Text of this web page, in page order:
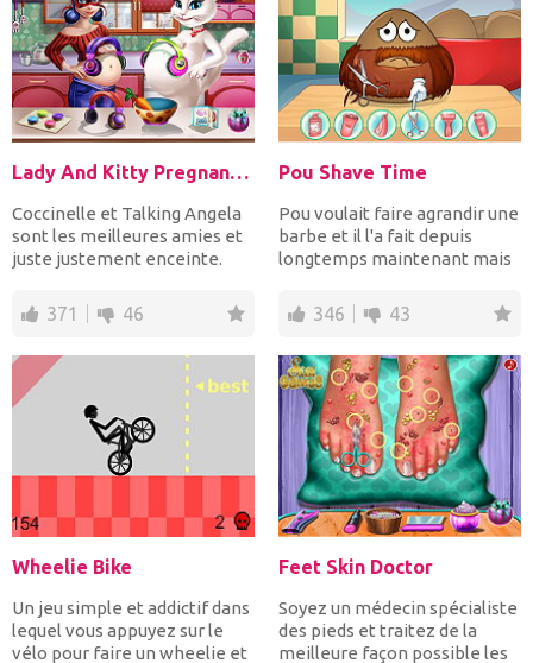
Lady And Kitty Pregnant BFFs
Coccinelle et Talking Angela
sont les meilleures amies et
juste justement enceinte.
371 46
Pou Shave Time
Pou voulait faire agrandir une
barbe et il l'a fait depuis
longtemps maintenant mais
346 43
Wheelie Bike
Un jeu simple et addictif dans
lequel vous appuyez sur le
vélo pour faire un wheelie et
Feet Skin Doctor
Soyez un médecin spécialiste
des pieds et traitez de la
meilleure façon possible les